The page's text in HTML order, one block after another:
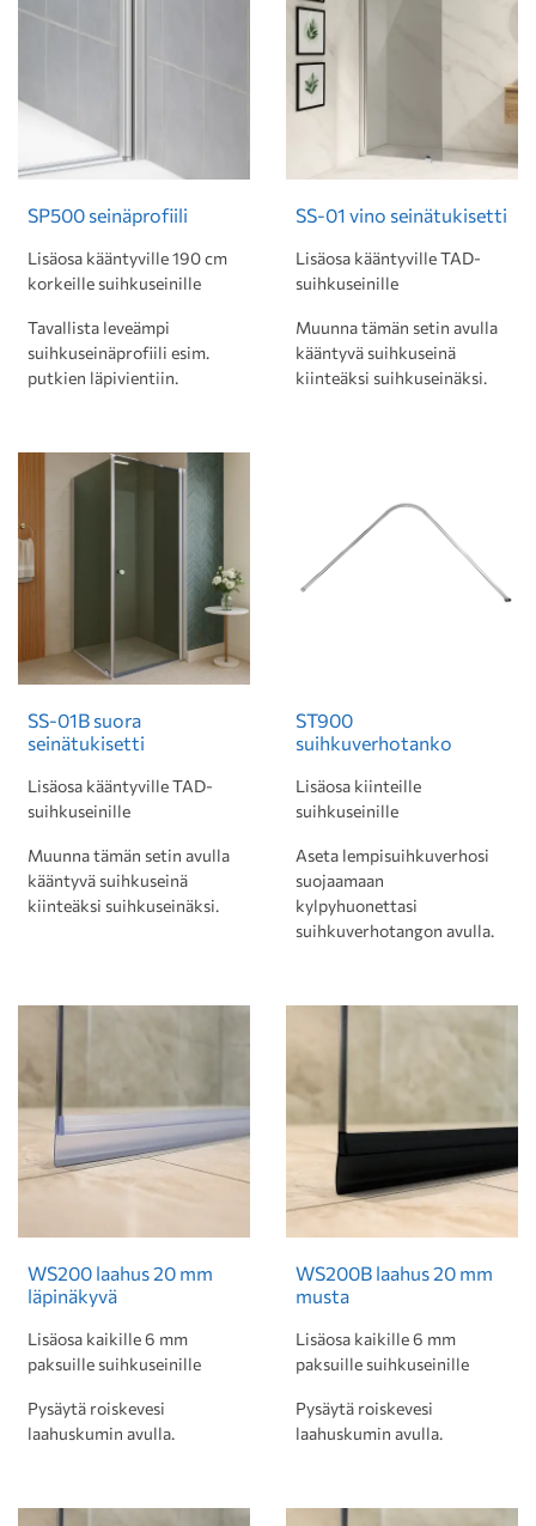
SP500 seinäprofiili
Lisäosa kääntyville 190 cm
korkeille suihkuseinille
Tavallista leveämpi
suihkuseinäprofiili esim.
putkien läpivientiin.
SS-01 vino seinätukisetti
Lisäosa kääntyville TAD-
suihkuseinille
Muunna tämän setin avulla
kääntyvä suihkuseinä
kiinteäksi suihkuseinäksi.
SS-01B suora
seinätukisetti
Lisäosa kääntyville TAD-
suihkuseinille
Muunna tämän setin avulla
kääntyvä suihkuseinä
kiinteäksi suihkuseinäksi.
ST900
suihkuverhotanko
Lisäosa kiinteille
suihkuseinille
Aseta lempisuihkuverhosi
suojaamaan
kylpyhuonettasi
suihkuverhotangon avulla.
WS200 laahus 20 mm
läpinäkyvä
Lisäosa kaikille 6 mm
paksuille suihkuseinille
Pysäytä roiskevesi
laahuskumin avulla.
WS200B laahus 20 mm
musta
Lisäosa kaikille 6 mm
paksuille suihkuseinille
Pysäytä roiskevesi
laahuskumin avulla.